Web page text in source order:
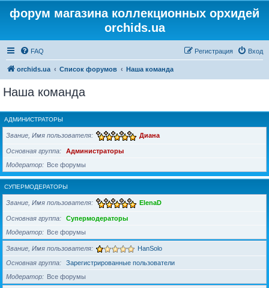
форум магазина коллекционных орхидей
orchids.ua
FAQ Вход
Регистрация
orchids.ua Список форумов Наша команда
Наша команда
АДМИНИСТРАТОРЫ
Звание, Имя пользователя Диана
Основная группа
Администраторы
Модератор
Все форумы
СУПЕРМОДЕРАТОРЫ
Звание, Имя пользователя ElenaD
Основная группа
Супермодераторы
Модератор
Все форумы
Звание, Имя пользователя HanSolo
Основная группа
Зарегистрированные пользователи
Модератор
Все форумы